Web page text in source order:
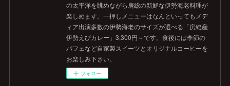
の太平洋を眺めながら房総の新鮮な伊勢海老料理が
楽しめます。一押しメニューはなんといってもメデ
ィア出演多数の伊勢海老のサイズが選べる「房総産
伊勢えびカレー」3,300円～です。食後には季節の
パフェなど自家製スイーツとオリジナルコーヒーを
お楽しみ下さい。
フォロー